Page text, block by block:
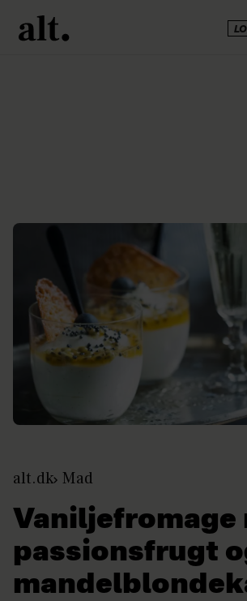
alt.dk Mad
Vaniljefromage
passionsfrugt